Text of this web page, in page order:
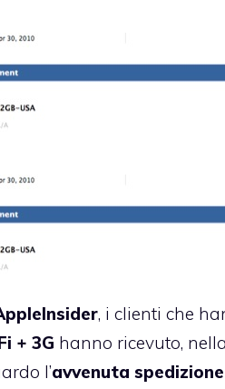
, i clienti che
+ 3G hanno ricevuto,
l’avvenuta spedizione